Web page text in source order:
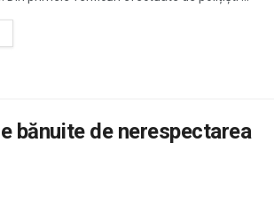
bănuite de nerespectarea